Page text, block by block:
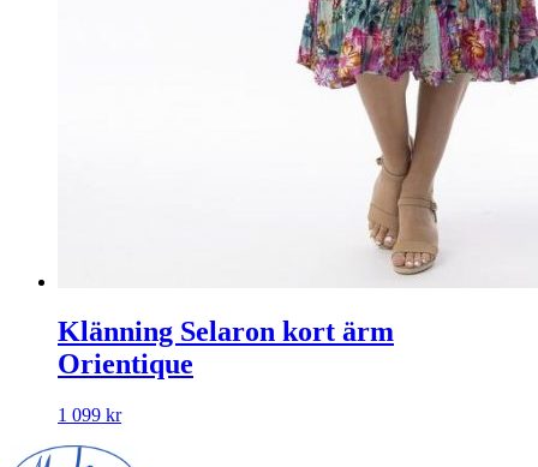
Klänning Selaron kort ärm
Orientique
1 099 kr